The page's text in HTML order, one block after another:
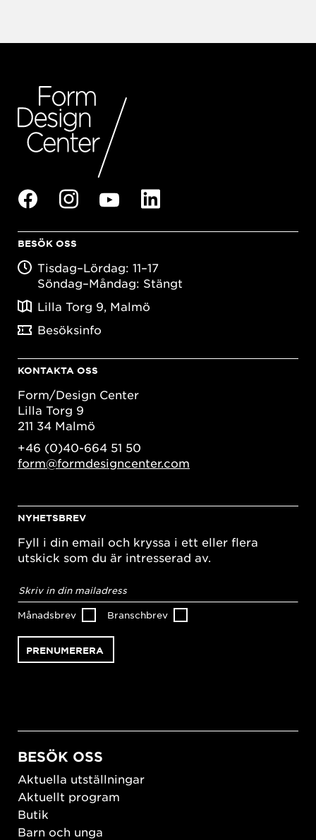
BESÖK OSS
Tisdag–Lördag: 11–17
Söndag–Måndag: Stängt
Lilla Torg 9, Malmö
Besöksinfo
KONTAKTA OSS
Form/Design Center
Lilla Torg 9
211 34 Malmö
+46 (0)40-664 51 50
form@formdesigncenter.com
NYHETSBREV
Fyll i din email och kryssa i ett eller flera
utskick som du är intresserad av.
postadress*
Månadsbrev Branschbrev
BESÖK OSS
Aktuella utställningar
Aktuellt program
Butik
Barn och unga